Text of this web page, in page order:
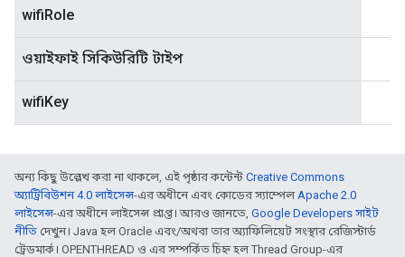
wifiRole
ওয়াইফাই সিকিউরিটি টাইপ
wifiKey
অন্য কিছু উল্লেখ করা না থাকলে, এই পৃষ্ঠার কন্টেন্ট Creative Commons
অ্যাট্রিবিউশন 4.0 লাইসেন্স-এর অধীনে এবং কোডের স্যাম্পেলApache 2.0
লাইসেন্স-এর অধীনে লাইসেন্স প্রাপ্ত। আরও জানতে, Google Developers সাইট
নীতি দেখুন। Java হল Oracle এবং/অথবা তার অ্যাফিলিয়েট সংস্থার রেজিস্টার্ড
ট্রেডমার্ক। OPENTHREAD ও এর সম্পর্কিত চিহ্ন হল Thread Group-এর